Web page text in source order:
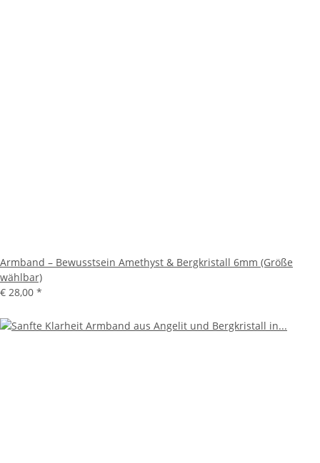
Armband – Bewusstsein Amethyst & Bergkristall 6mm (Größe
wählbar)
€ 28,00 *